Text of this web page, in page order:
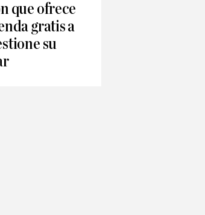
que ofrece
gratis a
su